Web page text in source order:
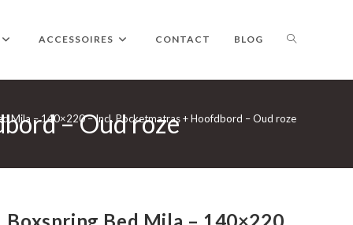
ACCESSOIRES CONTACT BLOG TOGGLE
WEBSITE
– Oud roze
Mila – 140×220 – Incl. Pocketmatras + Hoofdbord – Oud roze